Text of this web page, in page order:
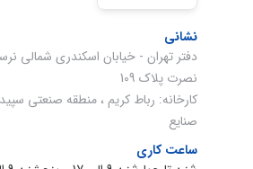
نشانی
دفتر تهران - خیابان اسکندری شمالی
نصرت پلاک 109
کارخانه: رباط کریم ، منطقه صنعتی
صنایع
ساعت کاری